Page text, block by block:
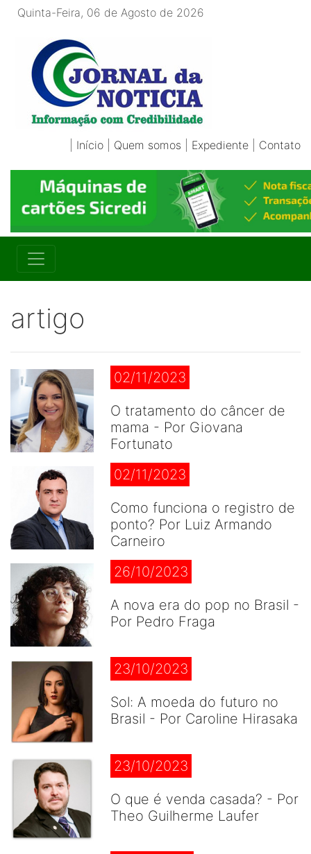
Quinta-Feira, 06 de Agosto de 2026
Início Quem somos Expediente Contato
artigo
02/11/2023
O tratamento do câncer de
mama - Por Giovana
Fortunato
02/11/2023
Como funciona o registro de
ponto? Por Luiz Armando
Carneiro
26/10/2023
A nova era do pop no Brasil -
Por Pedro Fraga
23/10/2023
Sol: A moeda do futuro no
Brasil - Por Caroline Hirasaka
23/10/2023
O que é venda casada? - Por
Theo Guilherme Laufer